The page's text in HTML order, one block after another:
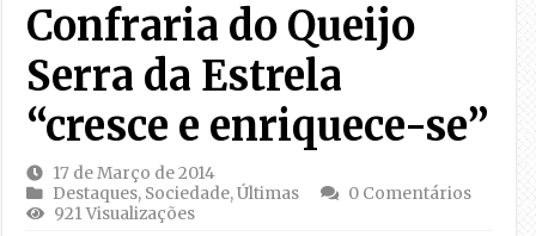
Confraria do Queijo
Serra da Estrela
“cresce e enriquece-se”
17 de Março de 2014
Destaques, Sociedade,Últimas
0 Comentários
921 Visualizações